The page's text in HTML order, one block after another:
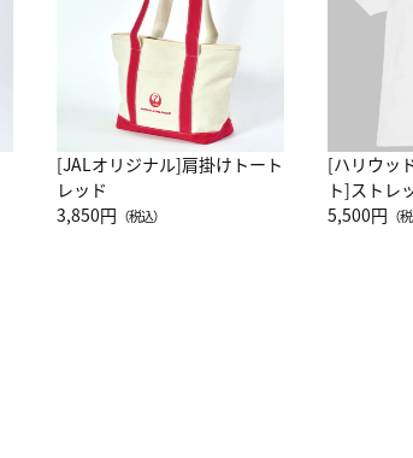
[JALオリジナル]肩掛けトート
レッド
3,850円 （税込）
[ハリウッ
ト]ストレ
ーネック別
5,500円 （